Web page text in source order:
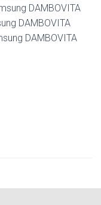
DAMBOVITA
DAMBOVITA
DAMBOVITA